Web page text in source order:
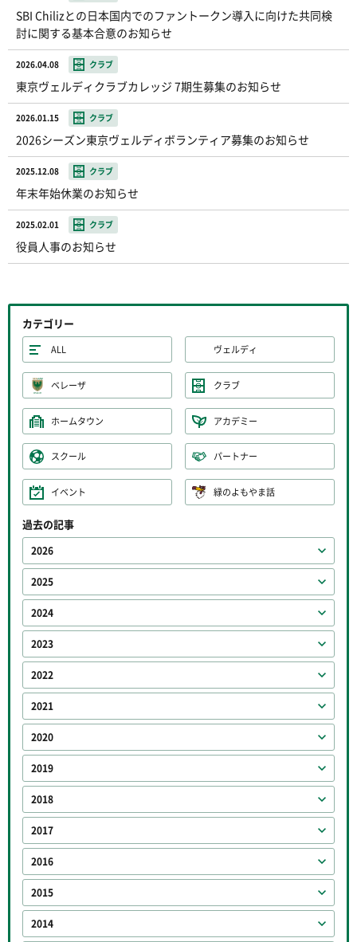
SBI Chilizとの日本国内でのファントークン導入に向けた共同検
討に関する基本合意のお知らせ
2026.04.08 クラブ
東京ヴェルディクラブカレッジ 7期生募集のお知らせ
2026.01.15 クラブ
2026シーズン東京ヴェルディボランティア募集のお知らせ
2025.12.08 クラブ
年末年始休業のお知らせ
2025.02.01 クラブ
役員人事のお知らせ
カテゴリー
ALL ヴェルディ
ベレーザ クラブ
ホームタウン アカデミー
スクール パートナー
イベント 緑のよもやま話
過去の記事
2026
2025
2024
2023
2022
2021
2020
2019
2018
2017
2016
2015
2014